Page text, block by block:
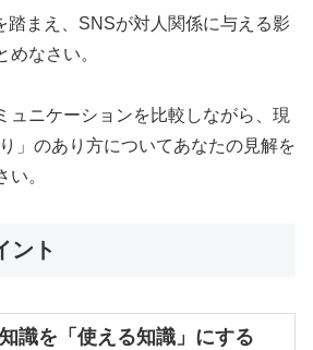
踏まえ、SNSが対人関係に与える影
なさい。
ュニケーションを比較しながら、現
」のあり方についてあなたの見解を
。
ント
識を「使える知識」にする